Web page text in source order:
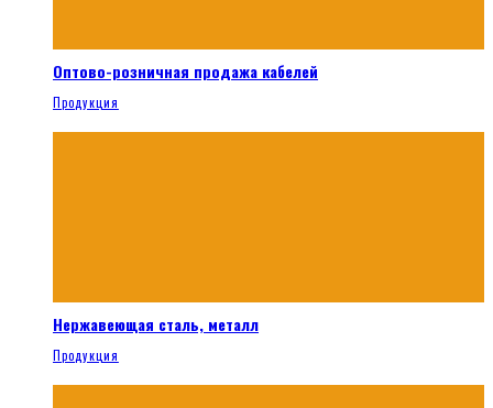
Оптово-розничная продажа кабелей
Продукция
Нержавеющая сталь, металл
Продукция